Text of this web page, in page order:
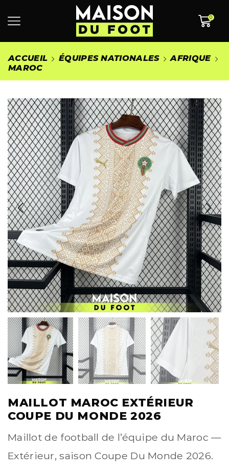
0
ACCUEIL ÉQUIPES NATIONALES
AFRIQUE
MAROC
MAILLOT MAROC EXTÉRIEUR
COUPE DU MONDE 2026
Maillot de football de l’équipe du Maroc —
Extérieur, saison Coupe Du Monde 2026.